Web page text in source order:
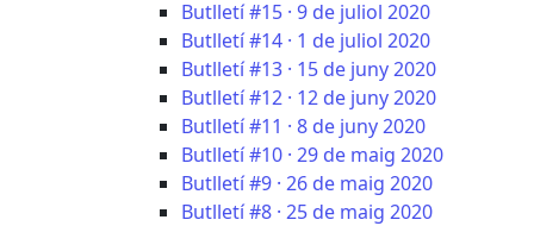
Butlletí #15 · 9 de juliol 2020
Butlletí #14 · 1 de juliol 2020
Butlletí #13 · 15 de juny 2020
Butlletí #12 · 12 de juny 2020
Butlletí #11 · 8 de juny 2020
Butlletí #10 · 29 de maig 2020
Butlletí #9 · 26 de maig 2020
Butlletí #8 · 25 de maig 2020